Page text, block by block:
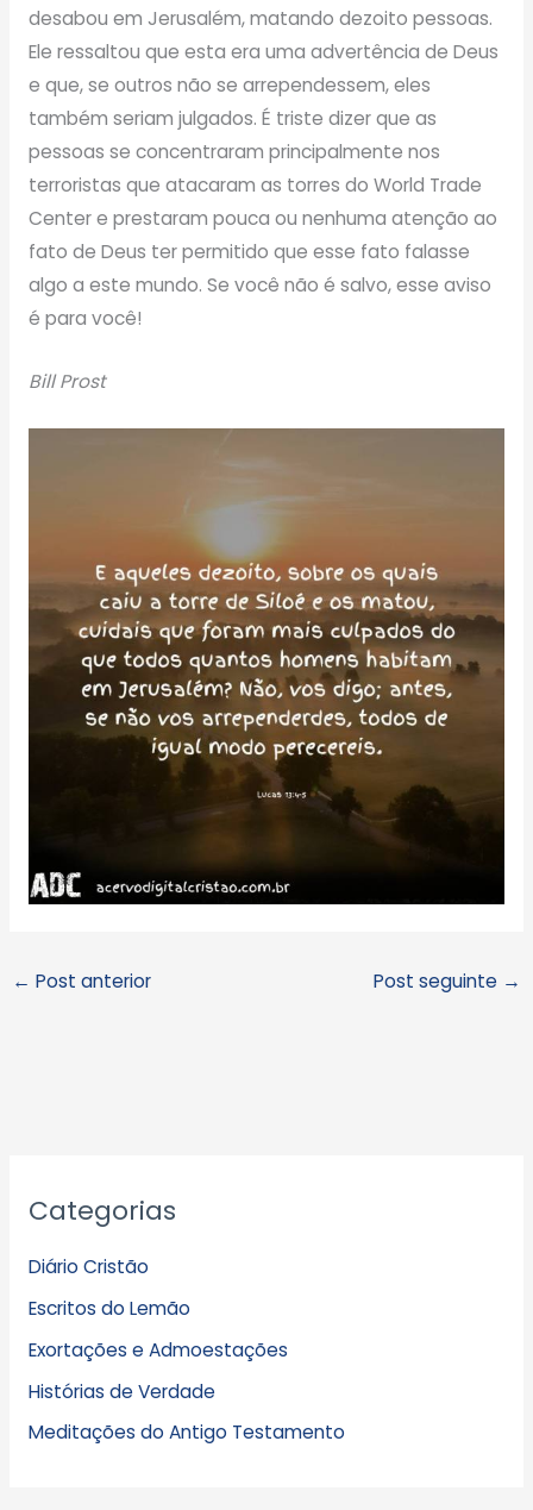
desabou em Jerusalém, matando dezoito pessoas.
Ele ressaltou que esta era uma advertência de Deus
e que, se outros não se arrependessem, eles
também seriam julgados. É triste dizer que as
pessoas se concentraram principalmente nos
terroristas que atacaram as torres do World Trade
Center e prestaram pouca ou nenhuma atenção ao
fato de Deus ter permitido que esse fato falasse
algo a este mundo. Se você não é salvo, esse aviso
é para você!
Bill Prost
← Post anterior Post seguinte →
Categorias
Diário Cristão
Escritos do Lemão
Exortações e Admoestações
Histórias de Verdade
Meditações do Antigo Testamento
r
i
v
o
s